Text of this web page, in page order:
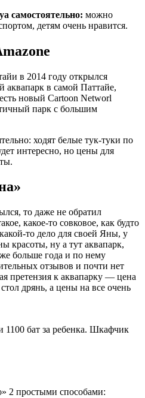
самостоятельно: можно
детям очень нравится.
в 2014 году открылся
аквапарк в самой Паттайе,
новый Cartoon Networl
парк с большим
ходят белые тук-туки по
интересно, но цены для
то даже не обратил
какое-то совковое, как будто
то дело для своей Яны, у
красоты, ну а тут аквапарк,
больше года и по нему
отзывов и почти нет
претензия к аквапарку — цена
дрянь, а цены на все очень
1100 бат за ребенка. Шкафчик
2 простыми способами: